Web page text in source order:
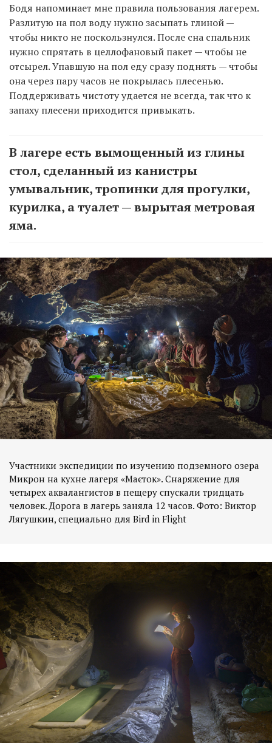
Бодя напоминает мне правила пользования лагерем.
Разлитую на пол воду нужно засыпать глиной —
чтобы никто не поскользнулся. После сна спальник
нужно спрятать в целлофановый пакет — чтобы не
отсырел. Упавшую на пол еду сразу поднять — чтобы
она через пару часов не покрылась плесенью.
Поддерживать чистоту удается не всегда, так что к
запаху плесени приходится привыкать.
В лагере есть вымощенный из глины
стол, сделанный из канистры
умывальник, тропинки для прогулки,
курилка, а туалет — вырытая метровая
яма.
Участники экспедиции по изучению подземного озера
Микрон на кухне лагеря «Маєток». Снаряжение для
четырех аквалангистов в пещеру спускали тридцать
человек. Дорога в лагерь заняла 12 часов. Фото: Виктор